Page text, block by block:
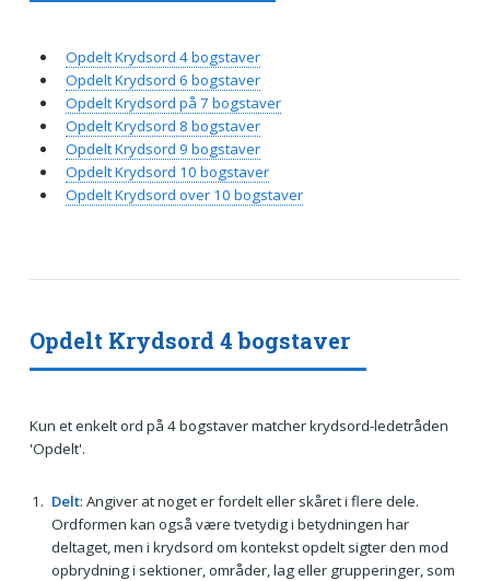
Opdelt Krydsord 4 bogstaver
Kun et enkelt ord på 4 bogstaver matcher krydsord-ledetråden
'Opdelt'.
Delt: Angiver at noget er fordelt eller skåret i flere dele.
Ordformen kan også være tvetydig i betydningen har
deltaget, men i krydsord om kontekst opdelt sigter den mod
opbrydning i sektioner, områder, lag eller grupperinger, som
Opdelt Krydsord 4 bogstaver
Opdelt Krydsord 6 bogstaver
Opdelt Krydsord på 7 bogstaver
Opdelt Krydsord 8 bogstaver
Opdelt Krydsord 9 bogstaver
Opdelt Krydsord 10 bogstaver
Opdelt Krydsord over 10 bogstaver